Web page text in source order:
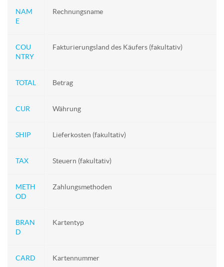
NAM
E
Rechnungsname
COU
NTRY
Fakturierungsland des Käufers (fakultativ)
TOTAL Betrag
CUR Währung
SHIP Lieferkosten (fakultativ)
TAX Steuern (fakultativ)
METH
OD
Zahlungsmethoden
BRAN
D
Kartentyp
CARD Kartennummer